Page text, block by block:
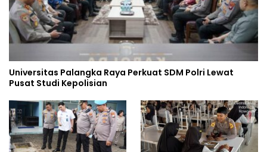
Universitas Palangka Raya Perkuat SDM Polri Lewat
Pusat Studi Kepolisian